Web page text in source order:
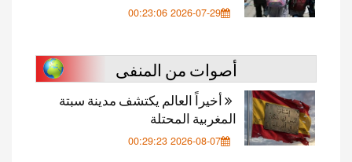
2026-07-29 00:23:06
أصوات من المنفى
أخيراً العالم يكتشف مدينة سبتة
المغربية المحتلة
2026-08-07 00:29:23